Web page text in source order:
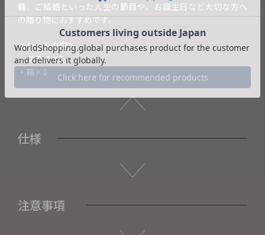
職、ご結婚といった人生の節目や、お誕生日など大切な方へ
の贈り物におすすめです。
＜セット内容＞
・グラス×1
・箱×1
仕様
注意事項